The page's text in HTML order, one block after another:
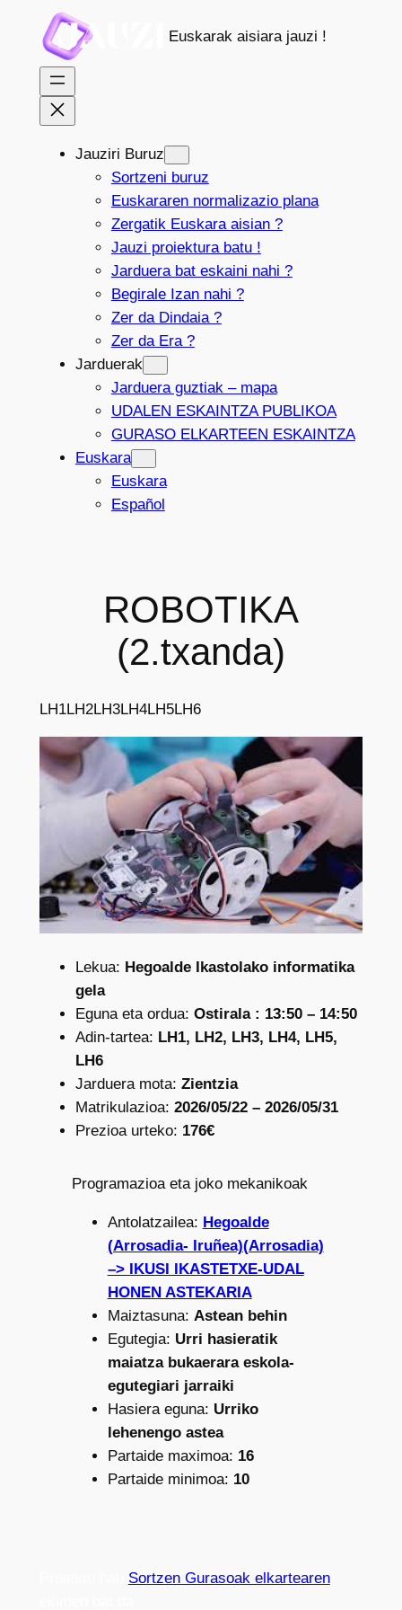
edukira
Euskarak aisiara jauzi !
Jauziri Buruz
Sortzeni buruz
Euskararen normalizazio plana
Zergatik Euskara aisian ?
Jauzi proiektura batu !
Jarduera bat eskaini nahi ?
Begirale Izan nahi ?
Zer da Dindaia ?
Zer da Era ?
Jarduerak
Jarduera guztiak – mapa
UDALEN ESKAINTZA PUBLIKOA
GURASO ELKARTEEN ESKAINTZA
Euskara
Euskara
Español
ROBOTIKA
(2.txanda)
LH1LH2LH3LH4LH5LH6
Lekua: Hegoalde Ikastolako informatika
gela
Eguna eta ordua: Ostirala : 13:50 – 14:50
Adin-tartea: LH1, LH2, LH3, LH4, LH5,
LH6
Jarduera mota: Zientzia
Matrikulazioa: 2026/05/22 – 2026/05/31
Prezioa urteko: 176€
Programazioa eta joko mekanikoak
Antolatzailea: Hegoalde
(Arrosadia- Iruñea)(Arrosadia)
–> IKUSI IKASTETXE-UDAL
HONEN ASTEKARIA
Maiztasuna: Astean behin
Egutegia: Urri hasieratik
maiatza bukaerara eskola-
egutegiari jarraiki
Hasiera eguna: Urriko
lehenengo astea
Partaide maximoa: 16
Partaide minimoa: 10
Sortzen Gurasoak elkartearen